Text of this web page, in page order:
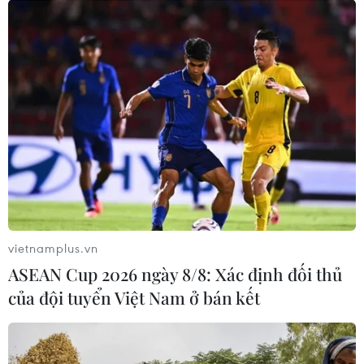
Lâm Đồng: Mùa trái chín “mở lối”
cho du lịch nông nghiệp La Dạ
08/08/2026 06:43
Vụ phế liệu bằng sắt, nhọn rơi trên
cao tốc: Tài xế xe chở mắc nhiều lỗi vi
phạm
08/08/2026 06:37
Nghệ An: Lũ cuốn cầu tạm trên sông
Nậm Nơn khiến 3 bản ở xã Mỹ Lý bị
chia cắt
08/08/2026 06:36
vietnamplus.vn
ASEAN Cup 2026 ngày 8/8: Xác định đối thủ
của đội tuyển Việt Nam ở bán kết